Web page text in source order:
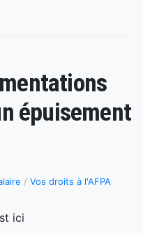
épuisement
/ Vos droits à l'AFPA
ici